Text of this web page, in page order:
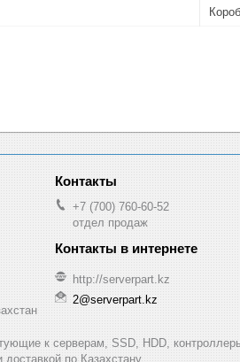
+7 (700) 760-60-52
отдел продаж
http://serverpart.kz
2@serverpart.kz
к серверам, SSD, HDD,
по Казахстану.